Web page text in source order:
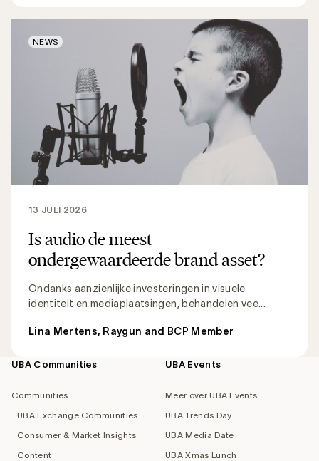
Is audio de meest
ondergewaardeerde brand asset?
Ondanks aanzienlijke investeringen in visuele
identiteit en mediaplaatsingen, behandelen vee...
13 JULI 2026
Lina Mertens, Raygun and BCP Member
NEWS
Footer
UBA Communities
Communities
UBA Exchange Communities
Consumer & Market Insights
Content
UBA Events
Meer over UBA Events
UBA Trends Day
UBA Media Date
UBA Xmas Lunch